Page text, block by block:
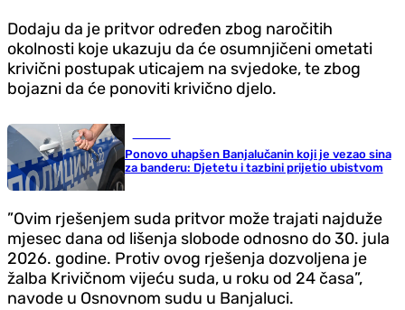
Dodaju da je pritvor određen zbog naročitih
okolnosti koje ukazuju da će osumnjičeni ometati
krivični postupak uticajem na svjedoke, te zbog
bojazni da će ponoviti krivično djelo.
Ponovo uhapšen Banjalučanin koji je vezao sina
za banderu: Djetetu i tazbini prijetio ubistvom
”Ovim rješenjem suda pritvor može trajati najduže
mjesec dana od lišenja slobode odnosno do 30. jula
2026. godine. Protiv ovog rješenja dozvoljena je
žalba Krivičnom vijeću suda, u roku od 24 časa”,
navode u Osnovnom sudu u Banjaluci.